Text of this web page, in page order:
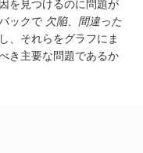
を見つけるのに問題が
ックで 欠陥、 間違った
、それらをグラフにま
き主要な問題であるか